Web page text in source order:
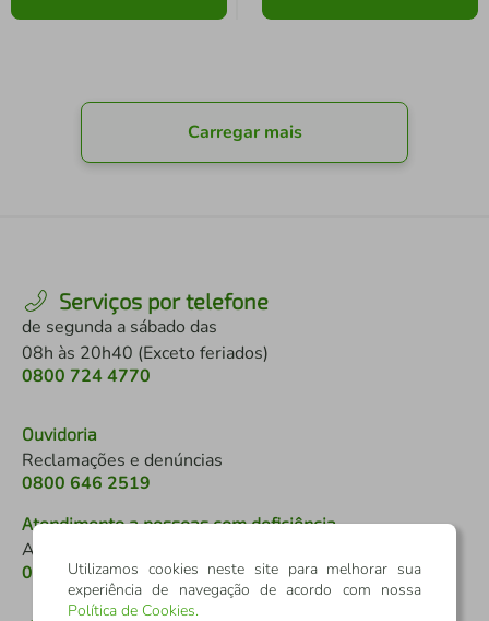
Carregar mais
Serviços por telefone
de segunda a sábado das
08h às 20h40 (Exceto feriados)
0800 724 4770
Ouvidoria
Reclamações e denúncias
0800 646 2519
Atendimento a pessoas com deficiência
Auditivo ou de fala
0800 724 0525
Utilizamos cookies neste site para melhorar sua
experiência de navegação de acordo com nossa
Política de Cookies.